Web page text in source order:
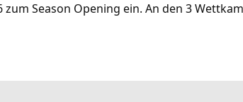
zum Season Opening ein. An den 3